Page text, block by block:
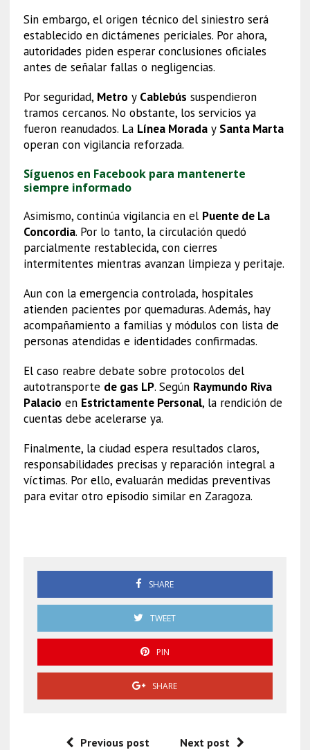
Sin embargo, el origen técnico del siniestro será
establecido en dictámenes periciales. Por ahora,
autoridades piden esperar conclusiones oficiales
antes de señalar fallas o negligencias.
Por seguridad, Metro y Cablebús suspendieron
tramos cercanos. No obstante, los servicios ya
fueron reanudados. La Línea Moraday Santa Marta
operan con vigilancia reforzada.
Síguenos en Facebook para mantenerte
siempre informado
Asimismo, continúa vigilancia en el Puente de La
Concordia. Por lo tanto, la circulación quedó
parcialmente restablecida, con cierres
intermitentes mientras avanzan limpieza y peritaje.
Aun con la emergencia controlada, hospitales
atienden pacientes por quemaduras. Además, hay
acompañamiento a familias y módulos con lista de
personas atendidas e identidades confirmadas.
El caso reabre debate sobre protocolos del
autotransporte de gas LP. Según Raymundo Riva
Palacio en Estrictamente Personal, la rendición de
cuentas debe acelerarse ya.
Finalmente, la ciudad espera resultados claros,
responsabilidades precisas y reparación integral a
víctimas. Por ello, evaluarán medidas preventivas
para evitar otro episodio similar en Zaragoza.
SHARE
TWEET
PIN
SHARE
Previous post Next post